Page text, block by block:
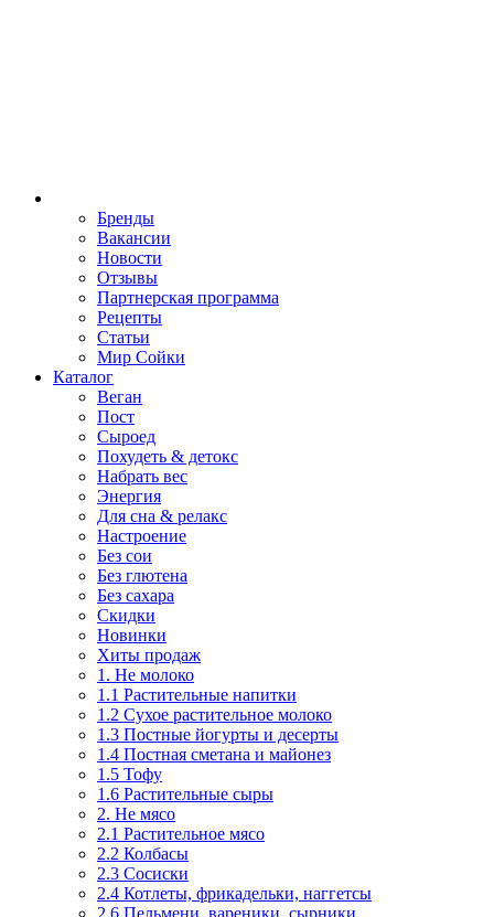
Бренды
Вакансии
Новости
Отзывы
Партнерская программа
Рецепты
Статьи
Мир Сойки
Каталог
Веган
Пост
Сыроед
Похудеть & детокс
Набрать вес
Энергия
Для сна & релакс
Настроение
Без сои
Без глютена
Без сахара
Скидки
Новинки
Хиты продаж
1. Не молоко
1.1 Растительные напитки
1.2 Сухое растительное молоко
1.3 Постные йогурты и десерты
1.4 Постная сметана и майонез
1.5 Тофу
1.6 Растительные сыры
2. Не мясо
2.1 Растительное мясо
2.2 Колбасы
2.3 Сосиски
2.4 Котлеты, фрикадельки, наггетсы
2.6 Пельмени, вареники, сырники